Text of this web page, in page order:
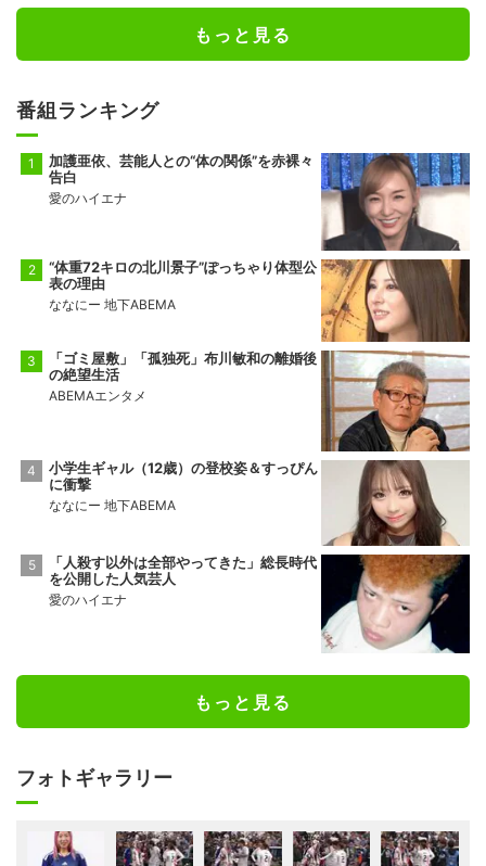
もっと見る
番組ランキング
加護亜依、芸能人との“体の関係”を赤裸々
告白
愛のハイエナ
“体重72キロの北川景子”ぽっちゃり体型公
表の理由
ななにー 地下ABEMA
「ゴミ屋敷」「孤独死」布川敏和の離婚後
の絶望生活
ABEMAエンタメ
小学生ギャル（12歳）の登校姿＆すっぴん
に衝撃
ななにー 地下ABEMA
「人殺す以外は全部やってきた」総長時代
を公開した人気芸人
愛のハイエナ
もっと見る
フォトギャラリー